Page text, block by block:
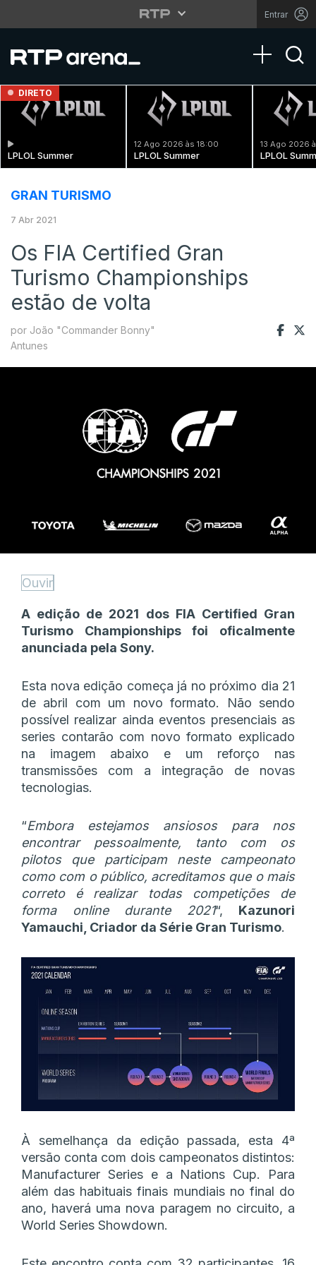
Entrar
Toggle
DIRETO
LPLOL Summer
12 Ago 2026 às 18:00
LPLOL Summer
13 Ago 2026
LPLOL
GRAN TURISMO
7 Abr 2021
Os FIA Certified Gran
Turismo Championships
estão de volta
por João "Commander Bonny"
Antunes
Ouvir
A edição de 2021 dos FIA Certified Gran
Turismo Championships foi oficalmente
anunciada pela Sony.
Esta nova edição começa já no próximo dia 21
de abril com um novo formato. Não sendo
possível realizar ainda eventos presenciais as
series contarão com novo formato explicado
na imagem abaixo e um reforço nas
transmissões com a integração de novas
tecnologias.
“Embora estejamos ansiosos para nos
encontrar pessoalmente, tanto com os
pilotos que participam neste campeonato
como com o público, acreditamos que o mais
correto é realizar todas competições de
forma online durante 2021“, Kazunori
Yamauchi, Criador da Série Gran Turismo.
À semelhança da edição passada, esta 4ª
versão conta com dois campeonatos distintos:
Manufacturer Series e a Nations Cup. Para
além das habituais finais mundiais no final do
ano, haverá uma nova paragem no circuito, a
World Series Showdown.